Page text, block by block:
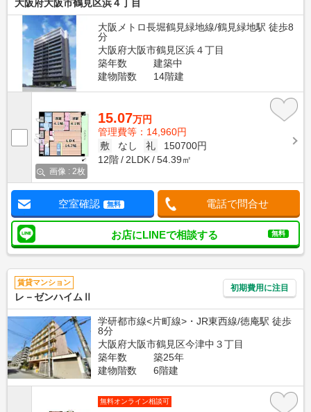
大阪府大阪市鶴見区浜４丁目
大阪メトロ長堀鶴見緑地線/鶴見緑地駅 徒歩8
分
大阪府大阪市鶴見区浜４丁目
築年数
建築中
建物階数
14階建
画像 : 2枚
15.07万円
管理費等：14,960円
敷
なし 礼
150700円
12階
2LDK 54.39㎡
空室確認 無料 電話で問合せ
お店にLINEで相談する 無料
賃貸マンション
レ－ゼンハイムⅡ
初期費用に注目
学研都市線<片町線>・JR東西線/徳庵駅 徒歩
8分
大阪府大阪市鶴見区今津中３丁目
築年数
築25年
建物階数
6階建
無料オンライン相談可